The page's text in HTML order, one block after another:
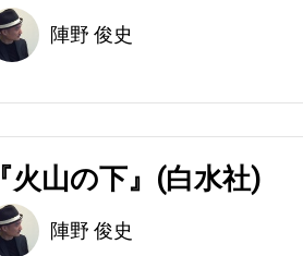
陣野 俊史
『火山の下』(白水社)
陣野 俊史